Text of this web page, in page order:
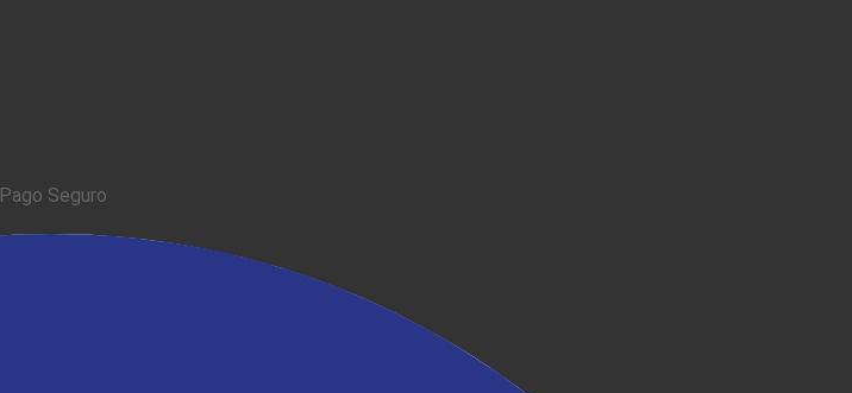
Pago Seguro